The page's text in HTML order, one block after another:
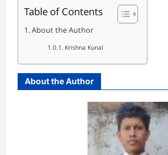
Table of Contents
About the Author
Krishna Kunal
About the Author